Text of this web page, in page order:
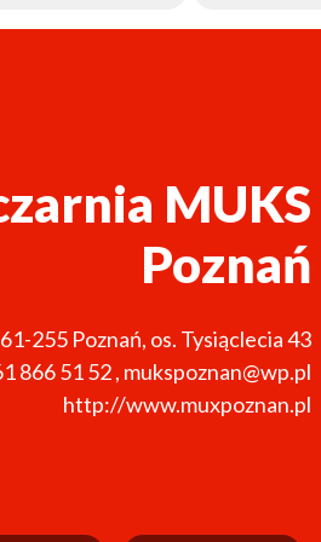
MUKS
Poznań
61-255 Poznań, os. Tysiąclecia 43
866 51 52, mukspoznan@wp.pl
http://www.muxpoznan.pl